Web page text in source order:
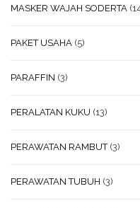
MASKER WAJAH SODERTA
PAKET USAHA (5)
PARAFFIN (3)
PERALATAN KUKU (13)
PERAWATAN RAMBUT (3)
PERAWATAN TUBUH (3)